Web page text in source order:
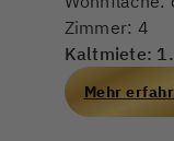
Zimmer: 4
Kaltmiete:
Mehr